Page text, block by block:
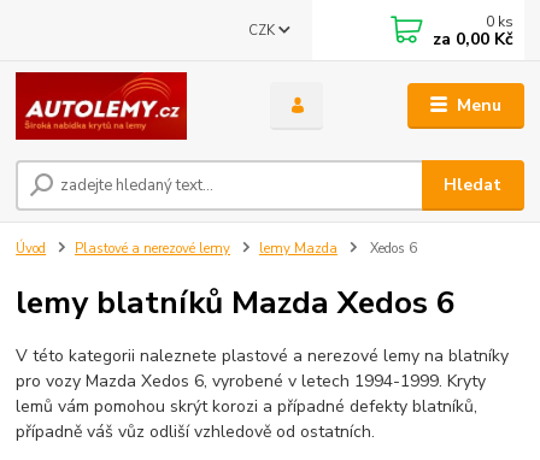
Menu
CZK
Hledat
0 ks
za 0,00 Kč
Úvod Plastové a nerezové lemy lemy Mazda Xedos 6
lemy blatníků Mazda Xedos 6
V této kategorii naleznete plastové a nerezové lemy na blatníky
pro vozy Mazda Xedos 6, vyrobené v letech 1994-1999. Kryty
lemů vám pomohou skrýt korozi a případné defekty blatníků,
případně váš vůz odliší vzhledově od ostatních.